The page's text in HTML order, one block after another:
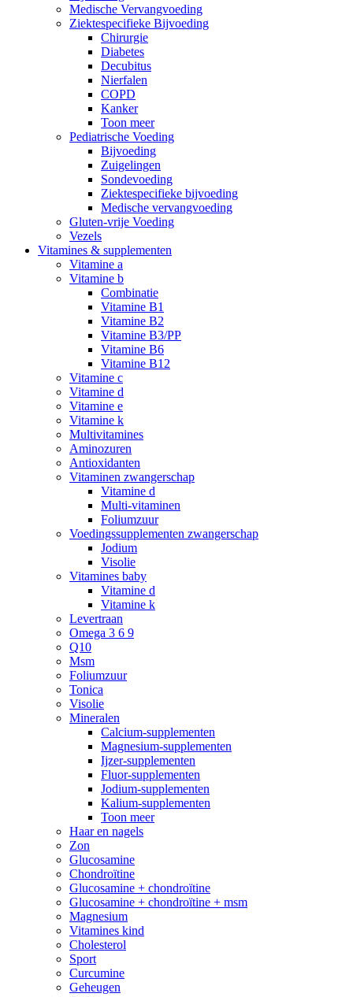
Medische Vervangvoeding
Ziektespecifieke Bijvoeding
Chirurgie
Diabetes
Decubitus
Nierfalen
COPD
Kanker
Toon meer
Pediatrische Voeding
Bijvoeding
Zuigelingen
Sondevoeding
Ziektespecifieke bijvoeding
Medische vervangvoeding
Gluten-vrije Voeding
Vezels
Vitamines & supplementen
Vitamine a
Vitamine b
Combinatie
Vitamine B1
Vitamine B2
Vitamine B3/PP
Vitamine B6
Vitamine B12
Vitamine c
Vitamine d
Vitamine e
Vitamine k
Multivitamines
Aminozuren
Antioxidanten
Vitaminen zwangerschap
Vitamine d
Multi-vitaminen
Foliumzuur
Voedingssupplementen zwangerschap
Jodium
Visolie
Vitamines baby
Vitamine d
Vitamine k
Levertraan
Omega 3 6 9
Q10
Msm
Foliumzuur
Tonica
Visolie
Mineralen
Calcium-supplementen
Magnesium-supplementen
Ijzer-supplementen
Fluor-supplementen
Jodium-supplementen
Kalium-supplementen
Toon meer
Haar en nagels
Zon
Glucosamine
Chondroïtine
Glucosamine + chondroïtine
Glucosamine + chondroïtine + msm
Magnesium
Vitamines kind
Cholesterol
Sport
Curcumine
Geheugen